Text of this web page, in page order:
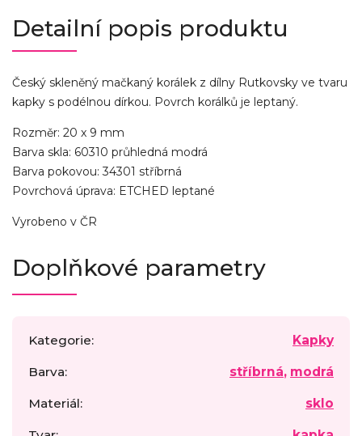
Detailní popis produktu
Český skleněný mačkaný korálek z dílny Rutkovsky ve tvaru
kapky s podélnou dírkou. Povrch korálků je leptaný.
Rozměr: 20 x 9 mm
Barva skla: 60310 průhledná modrá
Barva pokovou: 34301 stříbrná
Povrchová úprava: ETCHED leptané
Vyrobeno v ČR
Doplňkové parametry
Kategorie: Kapky
Barva: stříbrná, modrá
Materiál: sklo